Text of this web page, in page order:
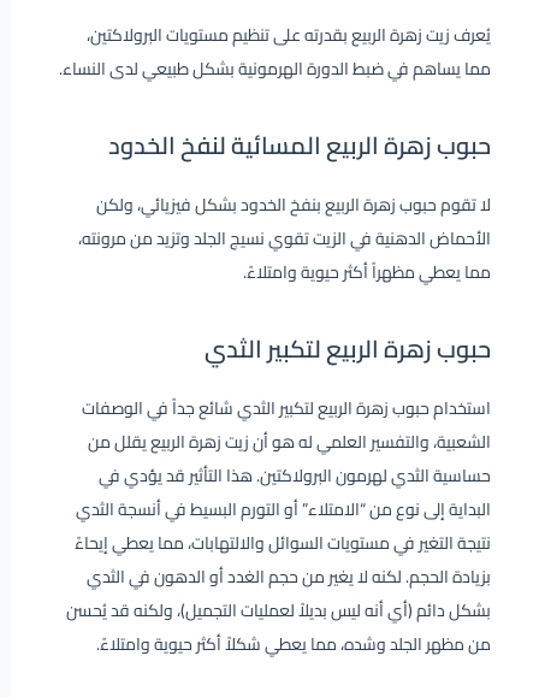
يُعرف زيت زهرة الربيع بقدرته على تنظيم مستويات البرولاكتين،
مما يساهم في ضبط الدورة الهرمونية بشكل طبيعي لدى النساء.
حبوب زهرة الربيع المسائية لنفخ الخدود
لا تقوم حبوب زهرة الربيع بنفخ الخدود بشكل فيزيائي، ولكن
الأحماض الدهنية في الزيت تقوي نسيج الجلد وتزيد من مرونته،
مما يعطي مظهراً أكثر حيوية وامتلاءً.
حبوب زهرة الربيع لتكبير الثدي
استخدام حبوب زهرة الربيع لتكبير الثدي شائع جداً في الوصفات
الشعبية، والتفسير العلمي له هو أن زيت زهرة الربيع يقلل من
حساسية الثدي لهرمون البرولاكتين. هذا التأثير قد يؤدي في
البداية إلى نوع من “الامتلاء” أو التورم البسيط في أنسجة الثدي
نتيجة التغير في مستويات السوائل والالتهابات، مما يعطي إيحاءً
بزيادة الحجم. لكنه لا يغير من حجم الغدد أو الدهون في الثدي
بشكل دائم (أي أنه ليس بديلاً لعمليات التجميل)، ولكنه قد يُحسن
من مظهر الجلد وشده، مما يعطي شكلاً أكثر حيوية وامتلاءً.